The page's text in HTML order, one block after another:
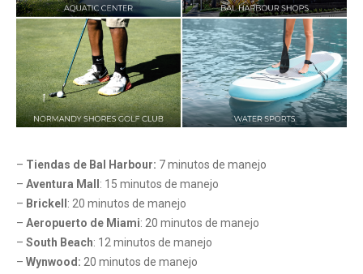
– Tiendas de Bal Harbour: 7 minutos de manejo
– Aventura Mall : 15 minutos de manejo
– Brickell : 20 minutos de manejo
– Aeropuerto de Miami: 20 minutos de manejo
– South Beach: 12 minutos de manejo
– Wynwood: 20 minutos de manejo